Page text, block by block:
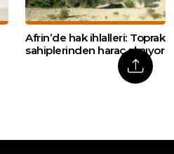
Afrin’de hak ihlalleri: Toprak
sahiplerinden haraç alınıyor